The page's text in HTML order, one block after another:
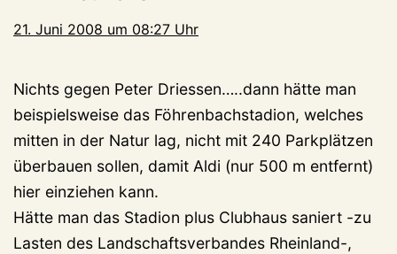
21. Juni 2008 um 08:27 Uhr
Nichts gegen Peter Driessen…..dann hätte man
beispielsweise das Föhrenbachstadion, welches
mitten in der Natur lag, nicht mit 240 Parkplätzen
überbauen sollen, damit Aldi (nur 500 m entfernt)
hier einziehen kann.
Hätte man das Stadion plus Clubhaus saniert -zu
Lasten des Landschaftsverbandes Rheinland-,